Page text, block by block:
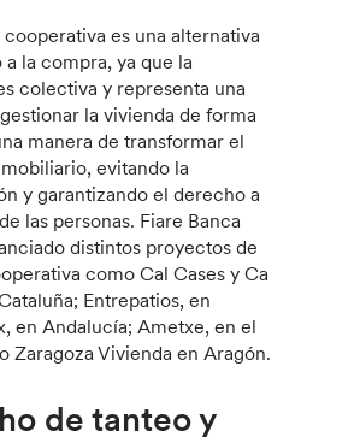
es una alternativa
la compra, ya que la
colectiva y representa una
la vivienda de forma
manera de transformar el
evitando la
y garantizando el derecho a
las personas. Fiare Banca
distintos proyectos de
como Cal Cases y Ca
Entrepatios, en
en Andalucía; Ametxe, en el
Zaragoza Vivienda en Aragón.
de tanteo y